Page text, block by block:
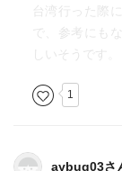
台湾行った際
で、参考にも
しいそうです。
1
aybug03さ